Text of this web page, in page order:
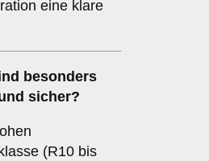
eine klare
besonders
sicher?
(R10 bis